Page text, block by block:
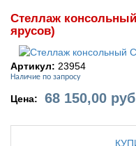
Стеллаж
ярусов)
Артикул: 23954
Наличие по запросу
Цена: 68 150,00 руб